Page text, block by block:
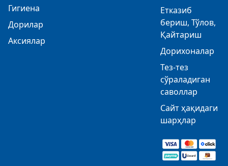
Гигиена
Дорилар
Аксиялар
Етказиб
бериш, Тўлов,
Қайтариш
Дорихоналар
Тез-тез
сўраладиган
саволлар
Сайт ҳақидаги
шарҳлар